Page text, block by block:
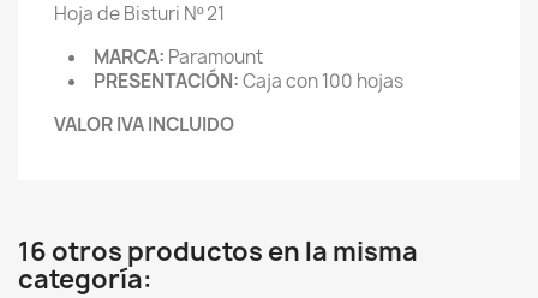
Hoja de Bisturi Nº 21
MARCA: Paramount
PRESENTACIÓN:Caja con 100 hojas
VALOR IVA INCLUIDO
16 otros productos en la misma
categoría: